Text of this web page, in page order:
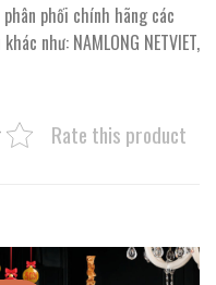
phối chính hãng các
như: NAMLONG NETVIET,
Rate this product